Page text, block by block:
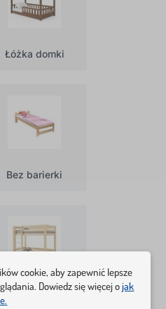
Łóżka domki
Bez barierki
cookie, aby zapewnić lepsze
Dowiedz się więcej ojak